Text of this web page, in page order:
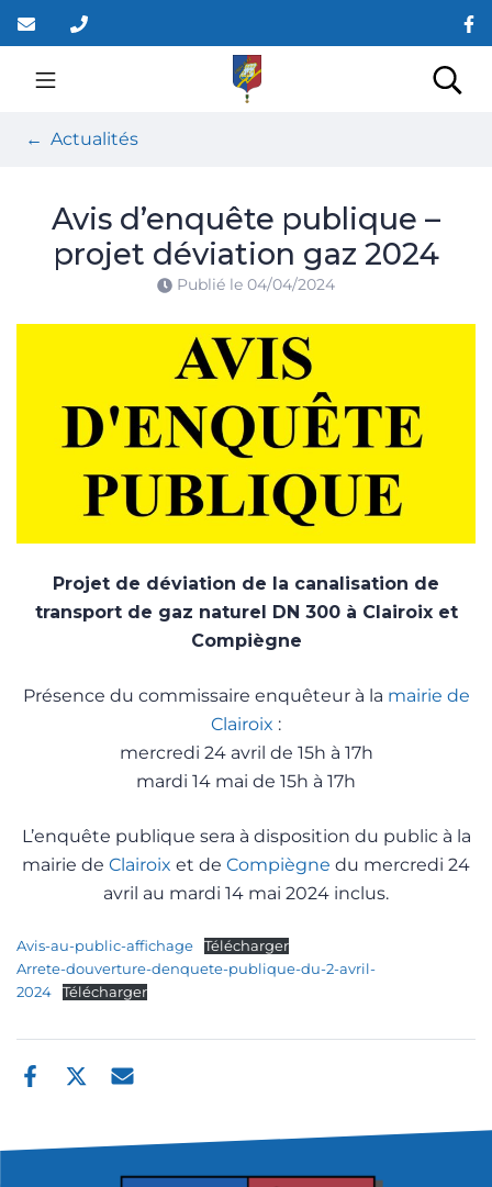
Aller
au
contenu
Site officiel de la
Actualités
Avis d’enquête publique –
projet déviation gaz 2024
Publié le 04/04/2024
Projet de déviation de la canalisation de
transport de gaz naturel DN 300 à Clairoix et
Compiègne
Présence du commissaire enquêteur à la mairie de
Clairoix :
mercredi 24 avril de 15h à 17h
mardi 14 mai de 15h à 17h
L’enquête publique sera à disposition du public à la
mairie de Clairoix et de Compiègne du mercredi 24
avril au mardi 14 mai 2024 inclus.
Avis-au-public-affichage
Télécharger
Arrete-douverture-denquete-publique-du-2-avril-
2024
Télécharger